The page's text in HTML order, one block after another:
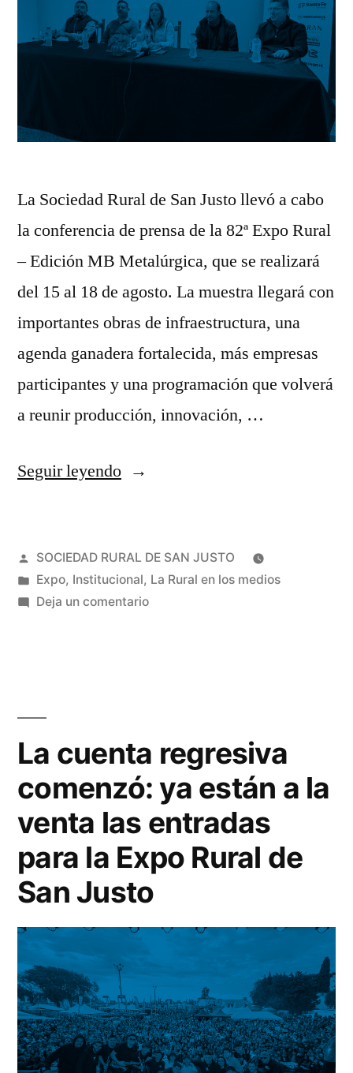
La Sociedad Rural de San Justo llevó a cabo
la conferencia de prensa de la 82ª Expo Rural
– Edición MB Metalúrgica, que se realizará
del 15 al 18 de agosto. La muestra llegará con
importantes obras de infraestructura, una
agenda ganadera fortalecida, más empresas
participantes y una programación que volverá
a reunir producción, innovación, …
Seguir leyendo
SOCIEDAD RURAL DE SAN JUSTO
Expo, Institucional, La Rural en los medios
Deja un comentario
La cuenta regresiva
comenzó: ya están a la
venta las entradas
para la Expo Rural de
San Justo